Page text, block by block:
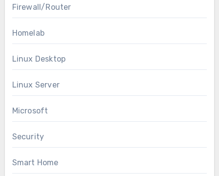
Firewall/Router
Homelab
Linux Desktop
Linux Server
Microsoft
Security
Smart Home